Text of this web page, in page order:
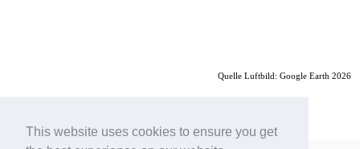
This website uses cookies to ensure you get
Quelle Luftbild: Google Earth 2026